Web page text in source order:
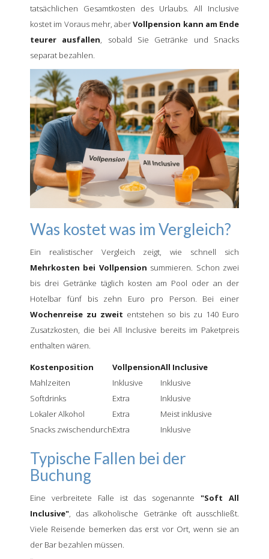
tatsächlichen Gesamtkosten des Urlaubs. All Inclusive
kostet im Voraus mehr, aberVollpension kann am Ende
teurer ausfallen, sobald Sie Getränke und Snacks
separat bezahlen.
Was kostet was im Vergleich?
Ein realistischer Vergleich zeigt, wie schnell sich
Mehrkosten bei Vollpension summieren. Schon zwei
bis drei Getränke täglich kosten am Pool oder an der
Hotelbar fünf bis zehn Euro pro Person. Bei einer
Wochenreise zu zweit entstehen so bis zu 140 Euro
Zusatzkosten, die bei All Inclusive bereits im Paketpreis
enthalten wären.
Kostenposition VollpensionAll Inclusive
Mahlzeiten
Inklusive
Inklusive
Softdrinks
Extra
Inklusive
Lokaler Alkohol
Extra
Meist inklusive
Snacks zwischendurchExtra Inklusive
Typische Fallen bei der
Buchung
Eine verbreitete Falle ist das sogenannte"Soft All
Inclusive", das alkoholische Getränke oft ausschließt.
Viele Reisende bemerken das erst vor Ort, wenn sie an
der Bar bezahlen müssen.